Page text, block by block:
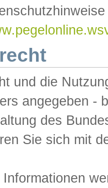
und die
angegeben -
des
Sie sich mit